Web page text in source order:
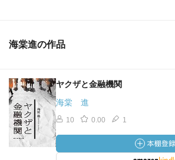
海棠進の作品
ヤクザと金融機関
海棠 進
10 0.00 1